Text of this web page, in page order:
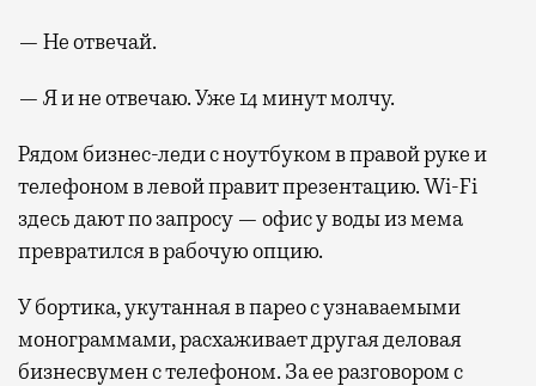
— Не отвечай.
— Я и не отвечаю. Уже 14 минут молчу.
Рядом бизнес-леди с ноутбуком в правой руке и
телефоном в левой правит презентацию. Wi-Fi
здесь дают по запросу — офис у воды из мема
превратился в рабочую опцию.
У бортика, укутанная в парео с узнаваемыми
монограммами, расхаживает другая деловая
бизнесвумен с телефоном. За ее разговором с